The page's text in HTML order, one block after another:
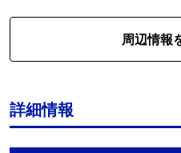
周辺情報
詳細情報